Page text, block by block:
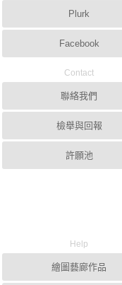
Plurk
Facebook
Contact
聯絡我們
檢舉與回報
許願池
Help
繪圖藝廊作品